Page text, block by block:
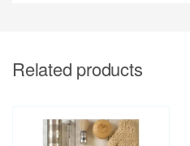
Related products